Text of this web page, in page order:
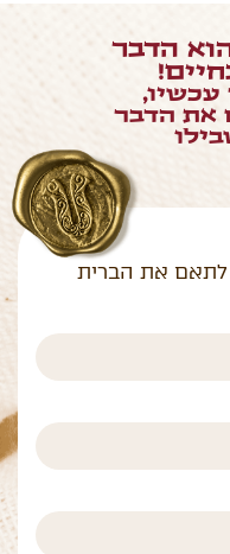
הדבר
עכשיו,
את הדבר
לתאם את הברית